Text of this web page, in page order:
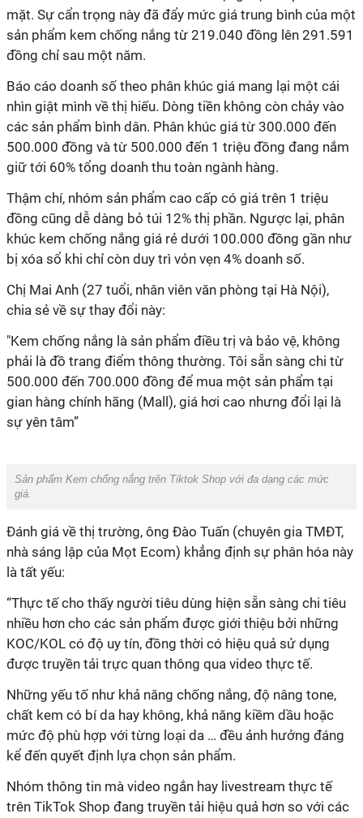
mặt. Sự cẩn trọng này đã đẩy mức giá trung bình của một
sản phẩm kem chống nắng từ 219.040 đồng lên 291.591
đồng chỉ sau một năm.
Báo cáo doanh số theo phân khúc giá mang lại một cái
nhìn giật mình về thị hiếu. Dòng tiền không còn chảy vào
các sản phẩm bình dân. Phân khúc giá từ 300.000 đến
500.000 đồng và từ 500.000 đến 1 triệu đồng đang nắm
giữ tới 60% tổng doanh thu toàn ngành hàng.
Thậm chí, nhóm sản phẩm cao cấp có giá trên 1 triệu
đồng cũng dễ dàng bỏ túi 12% thị phần. Ngược lại, phân
khúc kem chống nắng giá rẻ dưới 100.000 đồng gần như
bị xóa sổ khi chỉ còn duy trì vỏn vẹn 4% doanh số.
Chị Mai Anh (27 tuổi, nhân viên văn phòng tại Hà Nội),
chia sẻ về sự thay đổi này:
"Kem chống nắng là sản phẩm điều trị và bảo vệ, không
phải là đồ trang điểm thông thường. Tôi sẵn sàng chi từ
500.000 đến 700.000 đồng để mua một sản phẩm tại
gian hàng chính hãng (Mall), giá hơi cao nhưng đổi lại là
sự yên tâm”
Sản phẩm Kem chống nắng trên Tiktok Shop với đa dạng các mức
giá.
Đánh giá về thị trường, ông Đào Tuấn (chuyên gia TMĐT,
nhà sáng lập của Mọt Ecom) khẳng định sự phân hóa này
là tất yếu:
“Thực tế cho thấy người tiêu dùng hiện sẵn sàng chi tiêu
nhiều hơn cho các sản phẩm được giới thiệu bởi những
KOC/KOL có độ uy tín, đồng thời có hiệu quả sử dụng
được truyền tải trực quan thông qua video thực tế.
Những yếu tố như khả năng chống nắng, độ nâng tone,
chất kem có bí da hay không, khả năng kiềm dầu hoặc
mức độ phù hợp với từng loại da … đều ảnh hưởng đáng
kể đến quyết định lựa chọn sản phẩm.
Nhóm thông tin mà video ngắn hay livestream thực tế
trên TikTok Shop đang truyền tải hiệu quả hơn so với các